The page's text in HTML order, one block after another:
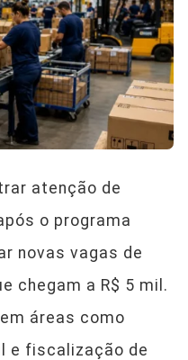
atenção de
o programa
novas vagas de
chegam a R$ 5 mil.
áreas como
e fiscalização de